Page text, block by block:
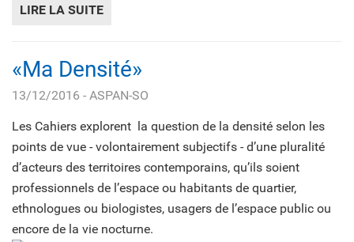
LIRE LA SUITE
«Ma Densité»
13/12/2016 - ASPAN-SO
Les Cahiers explorent la question de la densité selon les
points de vue - volontairement subjectifs - d’une pluralité
d’acteurs des territoires contemporains, qu’ils soient
professionnels de l’espace ou habitants de quartier,
ethnologues ou biologistes, usagers de l’espace public ou
encore de la vie nocturne.